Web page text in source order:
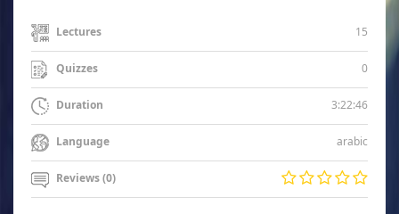
Lectures 15
Quizzes 0
Duration 3:22:46
Language arabic
Reviews (0)